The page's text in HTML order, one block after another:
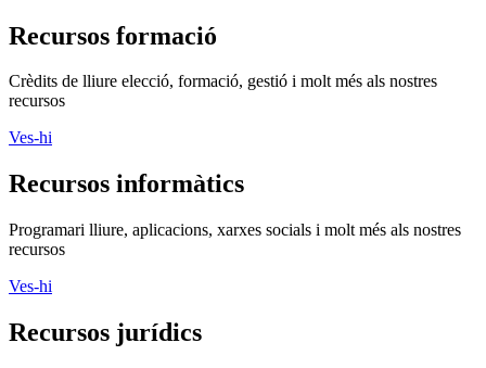
Recursos formació
Crèdits de lliure elecció, formació, gestió i molt més als nostres
recursos
Ves-hi
Recursos informàtics
Programari lliure, aplicacions, xarxes socials i molt més als nostres
recursos
Ves-hi
Recursos jurídics